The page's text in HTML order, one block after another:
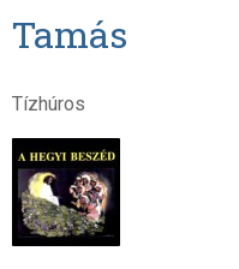
Tamás
Tízhúros